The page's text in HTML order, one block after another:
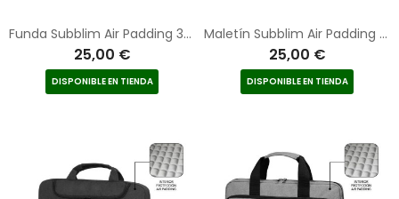
Funda Subblim Air Padding 360 Sleeve para Portátiles hasta 14"/ Gris Oscuro
25,00 €
DISPONIBLE EN TIENDA
Maletín Subblim Air Padding para Portátiles hasta 15.6"/ Gris Oscuro
25,00 €
DISPONIBLE EN TIENDA